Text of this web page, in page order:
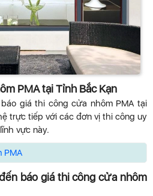
PMA tại Tỉnh Bắc Kạn
giá thi công cửa nhôm PMA tại
trực tiếp với các đơn vị thi công uy
vực này.
PMA
báo giá thi công cửa nhôm